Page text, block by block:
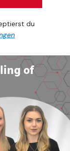
du
of